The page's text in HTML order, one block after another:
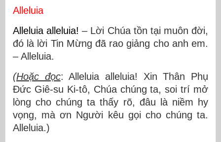
Alleluia
Alleluia alleluia!– Lời Chúa tồn tại muôn đời,
đó là lời Tin Mừng đã rao giảng cho anh em.
– Alleluia.
(Hoặc đọc: Alleluia alleluia! Xin Thân Phụ
Đức Giê-su Ki-tô, Chúa chúng ta, soi trí mở
lòng cho chúng ta thấy rõ, đâu là niềm hy
vọng, mà ơn Người kêu gọi cho chúng ta.
Alleluia.)